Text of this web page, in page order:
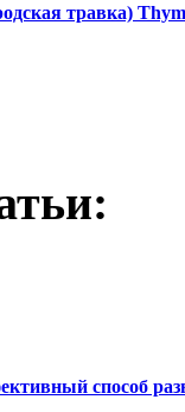
травка)
способ